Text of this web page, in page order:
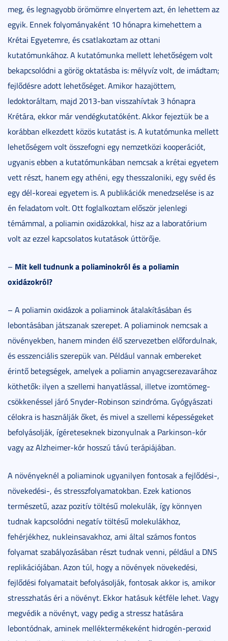
meg, és legnagyobb örömömre elnyertem azt, én lehettem az
egyik. Ennek folyományaként 10 hónapra kimehettem a
Krétai Egyetemre, és csatlakoztam az ottani
kutatómunkához. A kutatómunka mellett lehetőségem volt
bekapcsolódni a görög oktatásba is: mélyvíz volt, de imádtam;
fejlődésre adott lehetőséget. Amikor hazajöttem,
ledoktoráltam, majd 2013-ban visszahívtak 3 hónapra
Krétára, ekkor már vendégkutatóként. Akkor fejeztük be a
korábban elkezdett közös kutatást is. A kutatómunka mellett
lehetőségem volt összefogni egy nemzetközi kooperációt,
ugyanis ebben a kutatómunkában nemcsak a krétai egyetem
vett részt, hanem egy athéni, egy thesszaloniki, egy svéd és
egy dél-koreai egyetem is. A publikációk menedzselése is az
én feladatom volt. Ott foglalkoztam először jelenlegi
témámmal, a poliamin oxidázokkal, hisz az a laboratórium
volt az ezzel kapcsolatos kutatások úttörője.
– Mit kell tudnunk a poliaminokról és a poliamin
oxidázokról?
– A poliamin oxidázok a poliaminok átalakításában és
lebontásában játszanak szerepet. A poliaminok nemcsak a
növényekben, hanem minden élő szervezetben előfordulnak,
és esszenciális szerepük van. Például vannak embereket
érintő betegségek, amelyek a poliamin anyagcserezavarához
köthetők: ilyen a szellemi hanyatlással, illetve izomtömeg-
csökkenéssel járó Snyder-Robinson szindróma. Gyógyászati
célokra is használják őket, és mivel a szellemi képességeket
befolyásolják, ígéreteseknek bizonyulnak a Parkinson-kór
vagy az Alzheimer-kór hosszú távú terápiájában.
A növényeknél a poliaminok ugyanilyen fontosak a fejlődési-,
növekedési-, és stresszfolyamatokban. Ezek kationos
természetű, azaz pozitív töltésű molekulák, így könnyen
tudnak kapcsolódni negatív töltésű molekulákhoz,
fehérjékhez, nukleinsavakhoz, ami által számos fontos
folyamat szabályozásában részt tudnak venni, például a DNS
replikációjában. Azon túl, hogy a növények növekedési,
fejlődési folyamatait befolyásolják, fontosak akkor is, amikor
stresszhatás éri a növényt. Ekkor hatásuk kétféle lehet. Vagy
megvédik a növényt, vagy pedig a stressz hatására
lebontódnak, aminek melléktermékeként hidrogén-peroxid